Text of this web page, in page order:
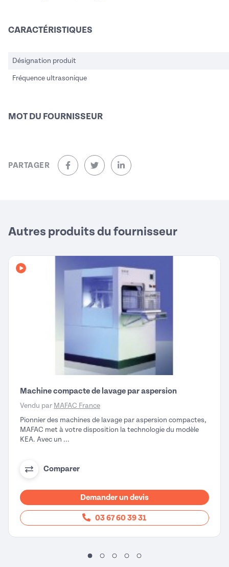
CARACTÉRISTIQUES
Désignation produit
Fréquence ultrasonique
MOT DU FOURNISSEUR
PARTAGER
sur Facebook (nouvelle fenêtre)
sur Twitter (nouvelle fenêtre)
sur Linkedin (nouvelle fenêtre)
Autres produits du fournisseur
Avec vidéo
Machine compacte de lavage par aspersion
Vendu par MAFAC France
Pionnier des machines de lavage par aspersion compactes,
MAFAC met à votre disposition la technologie du modèle
KEA. Avec un ...
Comparer
Demander un devis
03 67 60 39 31